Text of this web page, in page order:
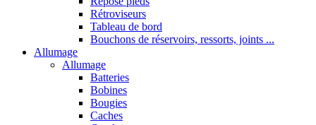
Rétroviseurs
Tableau de bord
Bouchons de réservoirs, ressorts, joints ...
Allumage
Allumage
Batteries
Bobines
Bougies
Caches